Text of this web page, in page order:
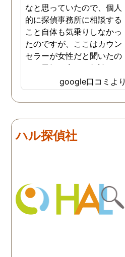
なと思っていたので、個人
的に探偵事務所に相談する
こと自体も気乗りしなかっ
たのですが、ここはカウン
セラーが女性だと聞いたの
で、勇気を出して相談して
みることにしました。感極
まって泣いてしまったり、
感情が表に出すぎてしまう
ださったので安心して悩み
を話せました。他はどうか
た私のケアをしっかりして
くださったおかげで、今は
元気に過ごせています。
google口コミより
ハル探偵社